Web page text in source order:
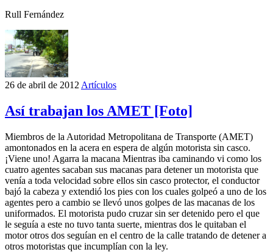
Rull Fernández
26 de abril de 2012 Artículos
Así trabajan los AMET [Foto]
Miembros de la Autoridad Metropolitana de Transporte (AMET)
amontonados en la acera en espera de algún motorista sin casco.
¡Viene uno! Agarra la macana Mientras iba caminando vi como los
cuatro agentes sacaban sus macanas para detener un motorista que
venía a toda velocidad sobre ellos sin casco protector, el conductor
bajó la cabeza y extendió los pies con los cuales golpeó a uno de los
agentes pero a cambio se llevó unos golpes de las macanas de los
uniformados. El motorista pudo cruzar sin ser detenido pero el que
le seguía a este no tuvo tanta suerte, mientras dos le quitaban el
motor otros dos seguían en el centro de la calle tratando de detener a
otros motoristas que incumplían con la ley.